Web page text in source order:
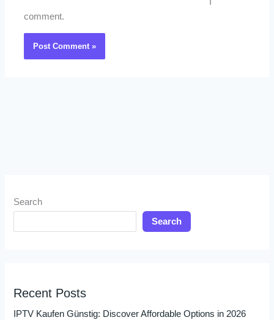
comment.
Search
Search
Recent Posts
IPTV Kaufen Günstig: Discover Affordable Options in 2026